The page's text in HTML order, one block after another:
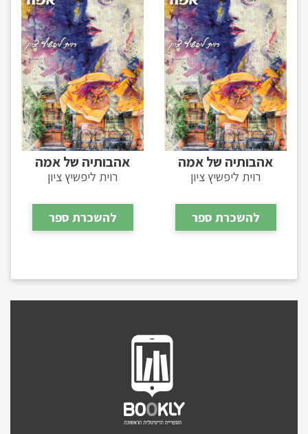
אהבותיה של אמה
רוית ליפשיץ ציון
להשכרת ספר
אהבותיה של אמה
רוית ליפשיץ ציון
להשכרת ספר